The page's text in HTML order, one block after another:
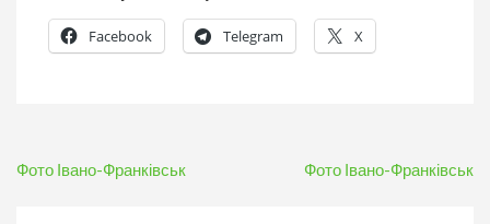
Facebook Telegram X
Навігація
Фото Івано-Франківськ Фото Івано-Франківськ